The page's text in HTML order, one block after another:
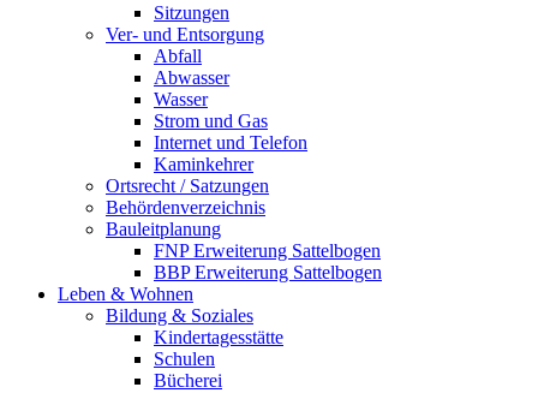
Sitzungen
Ver- und Entsorgung
Abfall
Abwasser
Wasser
Strom und Gas
Internet und Telefon
Kaminkehrer
Ortsrecht / Satzungen
Behördenverzeichnis
Bauleitplanung
FNP Erweiterung Sattelbogen
BBP Erweiterung Sattelbogen
Leben & Wohnen
Bildung & Soziales
Kindertagesstätte
Schulen
Bücherei